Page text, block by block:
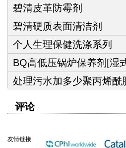
碧清皮革防霉剂
碧清硬质表面清洁剂
个人生理保健洗涤系列
BQ高低压锅炉保养剂[湿
处理污水加多少聚丙烯酰
评论
友情链接: